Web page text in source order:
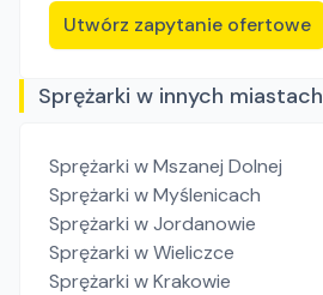
Utwórz zapytanie ofertowe
Sprężarki w innych miastach
Sprężarki w Mszanej Dolnej
Sprężarki w Myślenicach
Sprężarki w Jordanowie
Sprężarki w Wieliczce
Sprężarki w Krakowie